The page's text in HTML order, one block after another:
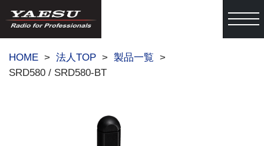
HOME 法人TOP
製品一覧
SRD580 / SRD580-BT